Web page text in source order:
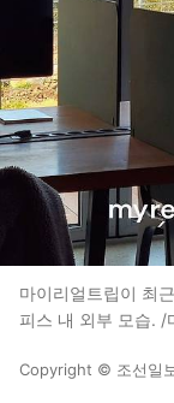
마이리얼트립이 최
피스 내 외부 모습. /
Copyright © 조선일